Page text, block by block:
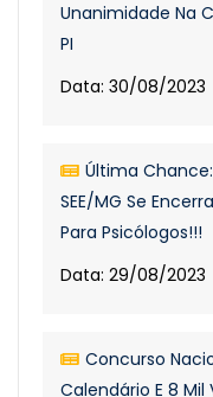
Unanimidade Na
PI
Data: 30/08/2023
Última
SEE/MG Se
Para Psicólogos!!!
Data: 29/08/2023
Concurso
Calendário E 8